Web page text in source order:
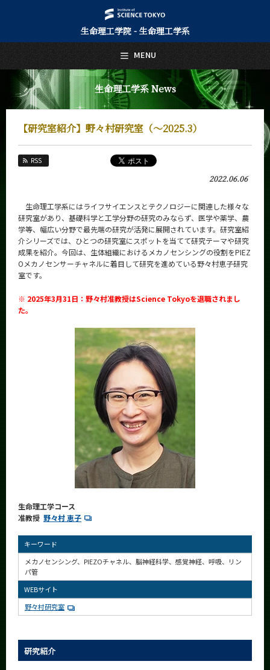
生命理工学院 - 生命理工学系
生命理工学系 News
【研究室紹介】野々村研究室（～2025.3）
RSS
2022.06.06
生命理工学系にはライフサイエンスとテクノロジーに関連した様々な
研究室があり、基礎科学と工学分野の研究のみならず、医学や薬学、農
学等、幅広い分野で最先端の研究が活発に展開されています。研究室紹
介シリーズでは、ひとつの研究室にスポットを当てて研究テーマや研究
成果を紹介。今回は、生体組織におけるメカノセンシングの役割をPIEZ
Oメカノセンサーチャネルに着目して研究を進めている野々村恵子研究
室です。
※ 2025年3月31日：野々村准教授はScience Tokyoを退職されまし
た。
生命理工学コース
准教授 野々村 恵子
キーワード
メカノセンシング、PIEZOチャネル、脳神経科学、感覚神経、呼吸、リン
パ管
WEBサイト
野々村研究室
研究紹介
MENU
日本語 English
トップページ
Top Page
生命理工学系について
About Us
教育
Education
教員・研究室
未来
Future
入学案内
Admissions
生命理工学系 News
News
News 一覧
イベントカレンダー
サイト構成
学内向け情報
CLOSE